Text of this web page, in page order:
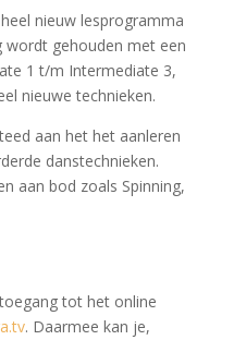
nieuw lesprogramma
wordt gehouden met een
1 t/m Intermediate 3,
nieuwe technieken.
aan het het aanleren
danstechnieken.
aan bod zoals Spinning,
tot het online
. Daarmee kan je,